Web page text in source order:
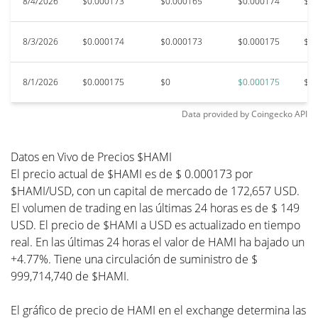
8/3/2026 $0.000174 $0.000173 $0.000175
8/1/2026 $0.000175 $0 $0.000175
Data provided byCoingeckoAPI
Datos en Vivo de Precios $HAMI
El precio actual de $HAMI es de $ 0.000173 por
$HAMI/USD, con un capital de mercado de 172,657 USD.
El volumen de trading en las últimas 24 horas es de $ 149
USD. El precio de $HAMI a USD es actualizado en tiempo
real. En las últimas 24 horas el valor de HAMI ha bajado un
+4.77%. Tiene una circulación de suministro de $
999,714,740 de $HAMI.
El gráfico de precio de HAMI en el exchange determina las